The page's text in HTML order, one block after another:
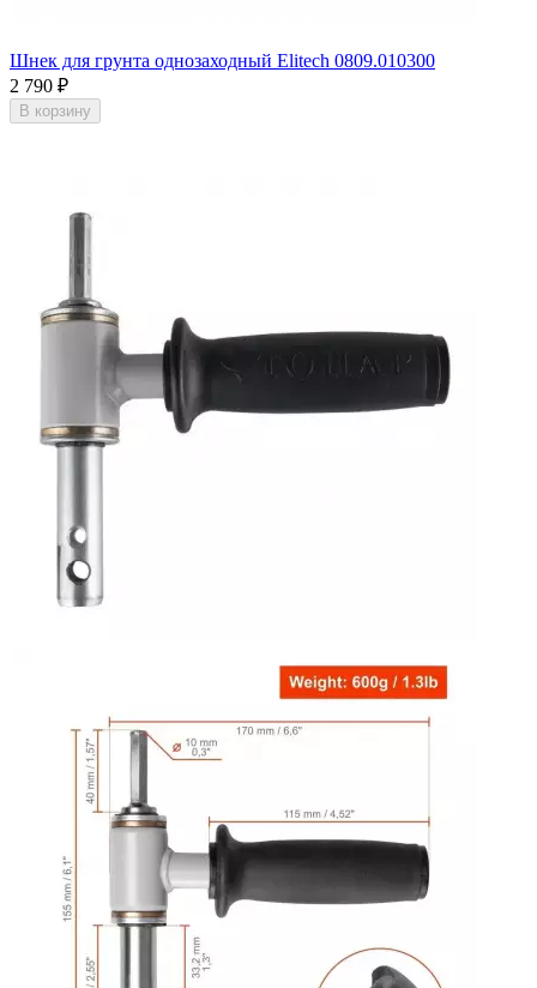
Шнек для грунта однозаходный Еlitech 0809.010300
2 790 ₽
В корзину